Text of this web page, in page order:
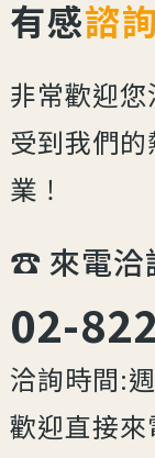
有感諮詢
非常歡迎
受到我們
業！
☎︎ 來電洽
02-
洽詢時間:
歡迎直接來